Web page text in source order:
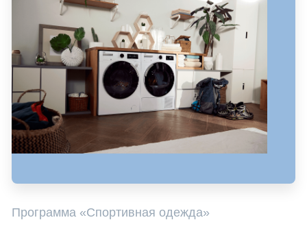
Программа «Спортивная одежда»